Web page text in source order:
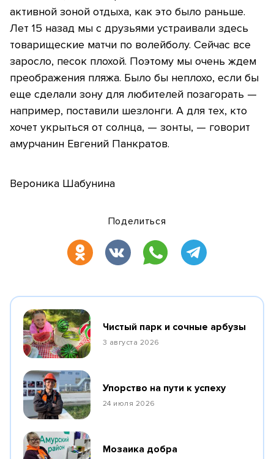
активной зоной отдыха, как это было раньше.
Лет 15 назад мы с друзьями устраивали здесь
товарищеские матчи по волейболу. Сейчас все
заросло, песок плохой. Поэтому мы очень ждем
преображения пляжа. Было бы неплохо, если бы
еще сделали зону для любителей позагорать —
например, поставили шезлонги. А для тех, кто
хочет укрыться от солнца, — зонты, — говорит
амурчанин Евгений Панкратов.
Вероника Шабунина
Поделиться
Чистый парк и сочные арбузы
3 августа 2026
Упорство на пути к успеху
24 июля 2026
Мозаика добра